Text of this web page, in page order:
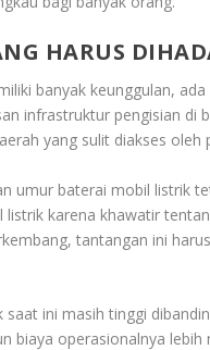
HARUS
banyak keunggulan, ada
infrastruktur pengisian di
yang sulit diakses
umur baterai mobil listrik
listrik karena khawatir
tantangan ini
ini masih tinggi
biaya operasionalnya